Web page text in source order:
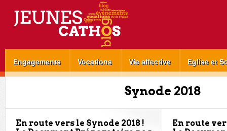
Engagements Vocations Vie affective Eglise et
Synode 2018
En route vers le Synode 2018 !
En route